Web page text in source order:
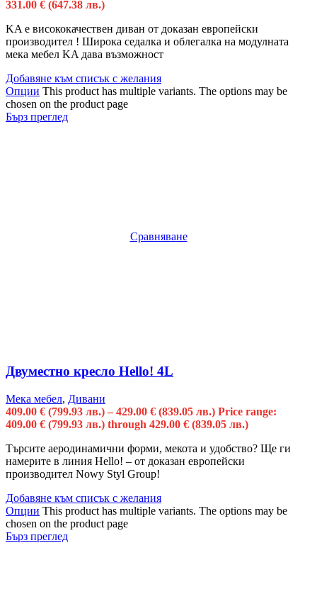
331.00 € (647.38 лв.)
KA e висококачествен диван от доказан европейски
производител ! Широка седалка и облегалка на модулната
мека мебел KA дава възможност
Добавяне към списък с желания
Опции This product has multiple variants. The options may be
chosen on the product page
Бърз преглед
Сравняване
Двуместно кресло Hello! 4L
Мека мебел, Дивани
409.00 € (799.93 лв.) – 429.00 € (839.05 лв.) Price range:
409.00 € (799.93 лв.) through 429.00 € (839.05 лв.)
Търсите аеродинамични форми, мекота и удобство? Ще ги
намерите в линия Hello! – от доказан европейски
производител Nowy Styl Group!
Добавяне към списък с желания
Опции This product has multiple variants. The options may be
chosen on the product page
Бърз преглед